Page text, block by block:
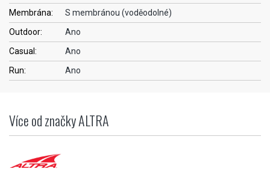
Membrána:
S membránou (voděodolné)
Outdoor:
Ano
Casual:
Ano
Run:
Ano
Více od značky ALTRA